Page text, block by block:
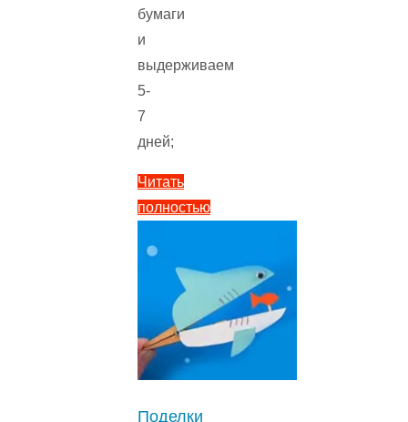
бумаги
и
выдерживаем
5-
7
дней;
Читать
полностью
из
природного
материала
для
детей
4-
6
Поделки